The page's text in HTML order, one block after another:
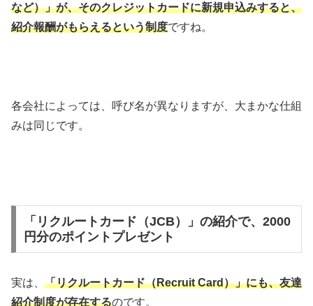
など）」が、そのクレジットカードに新規申込みすると、
紹介報酬がもらえるという制度ですね。
各会社によっては、呼び名が異なりますが、大まかな仕組
みは同じです。
「リクルートカード（JCB）」の紹介で、2000
円分のポイントプレゼント
実は、 「リクルートカード（Recruit Card）」にも、友達
紹介制度が存在するのです。